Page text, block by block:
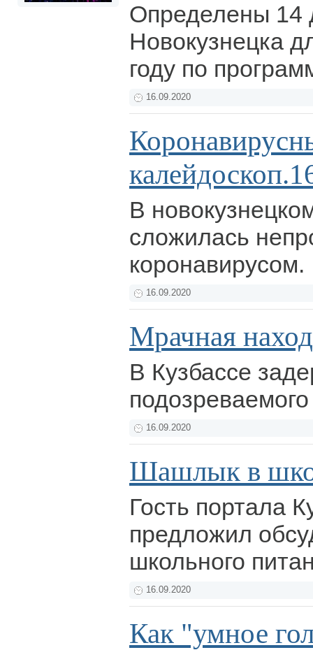
Определены 14
Новокузнецка
году по
16.09.2020
В
сложилась
коронавирусом.
16.09.2020
Мрачная
В Кузбассе
16.09.2020
Шашлык в
Гость портала
предложил
школьного
16.09.2020
Как "умное